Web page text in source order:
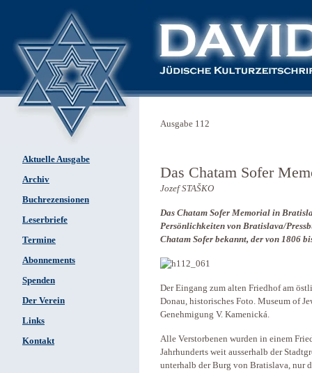
Aktuelle Ausgabe
Archiv
Buchrezensionen
Leserbriefe
Termine
Abonnements
Spenden
Der Verein
Links
Kontakt
Ausgabe 112
Das Chatam Sofer
Jozef STAŠKO
Das Chatam Sofer Memorial in
Persönlichkeiten von Bratislava/
Chatam Sofer bekannt, der von 1806
Der Eingang zum alten Friedhof am
Donau, historisches Foto. Museum of
Genehmigung V. Kamenická.
Alle Verstorbenen wurden in einem
Jahrhunderts weit ausserhalb der
unterhalb der Burg von Bratislava, nur